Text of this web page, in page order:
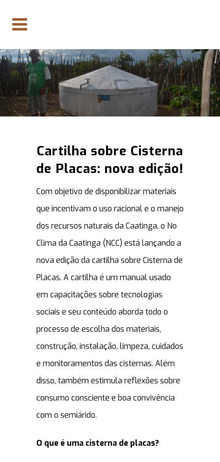
Cartilha sobre Cisterna
de Placas: nova edição!
Com objetivo de disponibilizar materiais
que incentivam o uso racional e o manejo
dos recursos naturais da Caatinga, o No
Clima da Caatinga (NCC) está lançando a
nova edição da cartilha sobre Cisterna de
Placas. A cartilha é um manual usado
em capacitações sobre tecnologias
sociais e seu conteúdo aborda todo o
processo de escolha dos materiais,
construção, instalação, limpeza, cuidados
e monitoramentos das cisternas. Além
disso, também estimula reflexões sobre
consumo consciente e boa convivência
com o semiárido.
O que é uma cisterna de placas?